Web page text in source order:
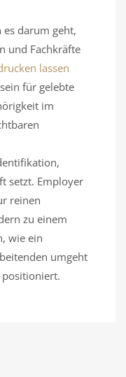
darum geht,
und Fachkräfte
lassen
für gelebte
im
setzt. Employer
reinen
zu einem
wie ein
umgeht
positioniert.